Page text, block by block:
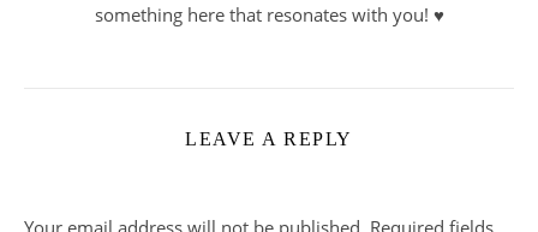
something here that resonates with you! ♥︎
LEAVE A REPLY
Your email address will not be published. Required fields